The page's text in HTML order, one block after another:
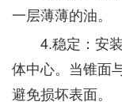
一层薄薄的油。
4.稳定：安装
体中心。当锥面
避免损坏表面。